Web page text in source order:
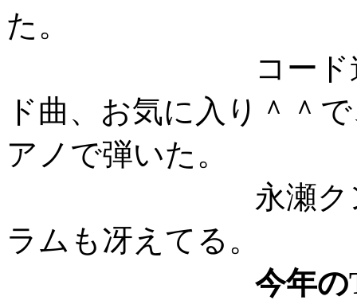
た。
コード進行の
ド曲、お気に入り＾＾
アノで弾いた。
永瀬クンは唄
ラムも冴えてる。
今年